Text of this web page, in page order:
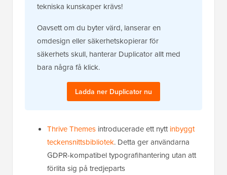
tekniska kunskaper krävs!
Oavsett om du byter värd, lanserar en
omdesign eller säkerhetskopierar för
säkerhets skull, hanterar Duplicator allt med
bara några få klick.
Ladda ner Duplicator nu
Thrive Themes introducerade ett nyttinbyggt
teckensnittsbibliotek. Detta ger användarna
GDPR-kompatibel typografihantering utan att
förlita sig på tredjeparts